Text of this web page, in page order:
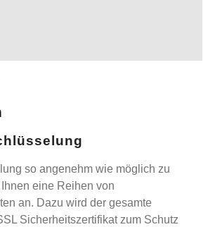
so angenehm wie möglich zu
eine Reihen von
an. Dazu wird der gesamte
Sicherheitszertifikat zum Schutz